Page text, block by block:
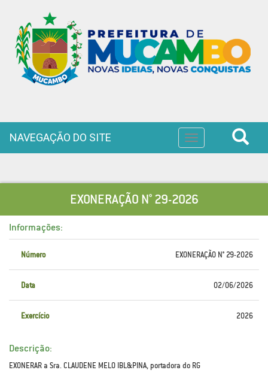
Toggle
navigation
NAVEGAÇÃO DO SITE
EXONERAÇÃO N° 29-2026
Informações:
Número EXONERAÇÃO N° 29-2026
Data 02/06/2026
Exercício 2026
Descrição:
EXONERAR a Sra. CLAUDENE MELO IBL&PINA, portadora do RG